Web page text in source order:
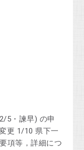
5・諫早) の申
更 1/10 県下一
項等，詳細につ